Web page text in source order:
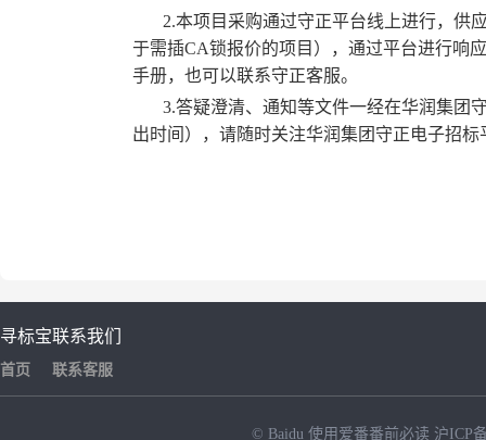
2.本项目采购通过守正平台线上进行，供
于需插CA锁报价的项目），通过平台进行响
手册，也可以联系守正客服。
3.答疑澄清、通知等文件一经在华润集团
出时间），请随时关注华润集团守正电子招
寻标宝
首页
联系我们
联系客服
© Baidu 使用爱番番前必读 沪ICP